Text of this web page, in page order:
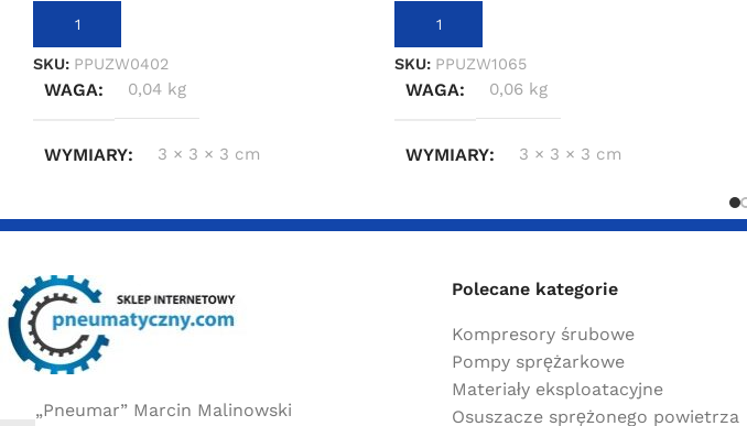
DODAJ DO KOSZYKA
SKU: PPUZW0402
WAGA 0,04 kg
WYMIARY 3 × 3 × 3 cm
DODAJ DO KOSZYKA
SKU: PPUZW1065
WAGA 0,06 kg
WYMIARY 3 × 3 × 3 cm
„Pneumar” Marcin Malinowski
Polecane kategorie
Kompresory śrubowe
Pompy sprężarkowe
Materiały eksploatacyjne
Osuszacze sprężonego powietrza